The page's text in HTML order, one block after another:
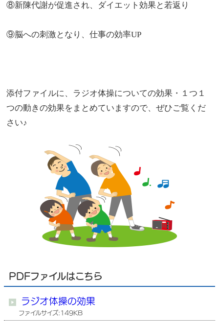
⑧新陳代謝が促進され、ダイエット効果と若返り
⑨脳への刺激となり、仕事の効率UP
添付ファイルに、ラジオ体操についての効果・１つ１
つの動きの効果をまとめていますので、ぜひご覧くだ
さい♪
PDFファイルはこちら
ラジオ体操の効果
ファイルサイズ:149KB